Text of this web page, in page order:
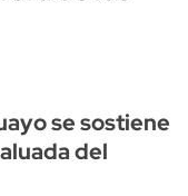
se sostiene
del